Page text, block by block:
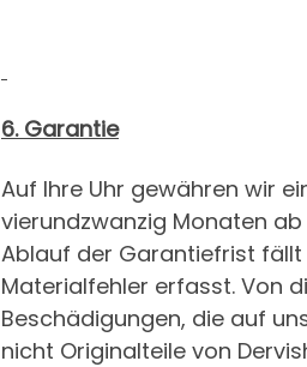
6. Garantie
Auf Ihre Uhr gewähren wir
vierundzwanzig Monaten
Ablauf der Garantiefrist fällt
Materialfehler erfasst. Von
Beschädigungen, die auf
nicht Originalteile von